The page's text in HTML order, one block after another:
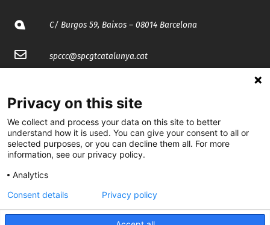
C/ Burgos 59, Baixos – 08014 Barcelona
spccc@spcgtcatalunya.cat
@CGTCatalunya
cgtcatalunya
cgtcatalunya
Privacy on this site
We collect and process your data on this site to better
understand how it is used. You can give your consent to all or
selected purposes, or you can decline them all. For more
information, see our privacy policy.
Analytics
Consent details Privacy policy